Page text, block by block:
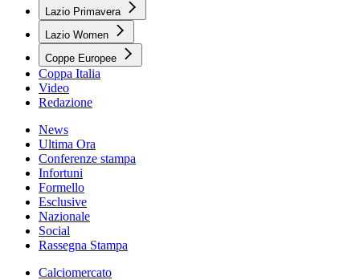
Lazio Primavera
Lazio Women
Coppe Europee
Coppa Italia
Video
Redazione
News
Ultima Ora
Conferenze stampa
Infortuni
Formello
Esclusive
Nazionale
Social
Rassegna Stampa
Calciomercato